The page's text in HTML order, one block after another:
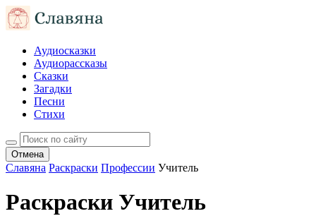
Аудиосказки
Аудиорассказы
Сказки
Загадки
Песни
Стихи
Отмена
Славяна Раскраски Профессии Учитель
Раскраски Учитель